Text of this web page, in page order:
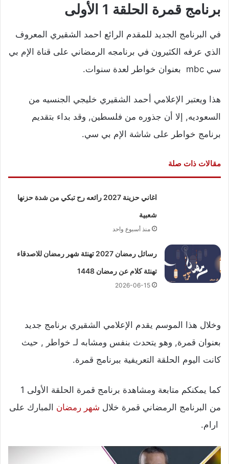
برنامج قمرة الحلقة 1 الأولى
في البرنامج الجديد للمقدم الرائع احمد الشقيري المعروف
الذي عرفه الكثيرون في برنامجه الرمضاني على قناة الإم بي
سي mbc بعنوان خواطر لعدة سنوات.
هذا ويعتبر الإعلامي أحمد الشقيري خليجي الجنسيه من
السعوديه, إلا أن جذوره من فلسطين, وقد بداء بتقديم
برنامج خواطر على شاشة الإم بي سي.
مقالات ذات صلة
اغاني حزينة 2027 رائعه رح تبكي من شدة حزنها
شعبية
منذ أسبوع واحد
رسائل رمضان 2027 تهنئة شهر رمضان للاصدقاء
تهنئة كلام عن رمضان 1448
2026-06-15
وخلال هذا الموسم يقدم الإعلامي الشقيري برنامج جديد
بعنوان قمرة, وهو يتحدث بنفس ومشابه لـ خواطر , حيث
كانت اليوم الحلقة التعريفية ببرنامج قمرة.
كما يمكنكم متابعة ومشاهدة برنامج قمرة الحلقة الأولى 1
من البرنامج الرمضاني قمرة خلال شهر رمضان المبارك على
ارام.